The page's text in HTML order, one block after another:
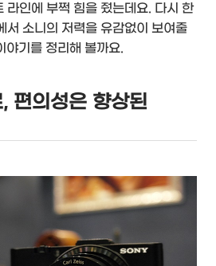
라인에 부쩍 힘을 줬는데요. 다시 한
서 소니의 저력을 유감없이 보여줄
기를 정리해 볼까요.
편의성은 향상된